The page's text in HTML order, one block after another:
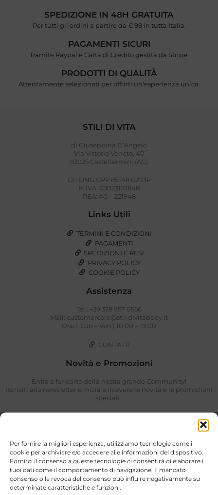
Per fornire la migliori esperienza, utilizziamo tecnologie come i
cookie per archiviare e/o accedere alle informazioni del dispositivo.
Fornirci il consenso a queste tecnologie ci consentirà di elaborare i
tuoi dati come il comportamento di navigazione. Il mancato
consenso o la revoca del consenso può influire negativamente su
determinate caratteristiche e funzioni.
SPEDIZIONE IN 48H GRATUITA
Per tutti gli ordini a partire da € 99 in tutta Italia.
PAGAMENTI SICURI
Tramite Paypal e Carta di Credito gestita da Stripe.
PRODOTTI DI QUALITÀ
Attentamente selezionati per offrirti un’esperienza unica.
STILI DI VITA
di Giuseppina D’Angelo
Via Vittorio Veneto, 40
92025 Casteltermini (AG)
CF: DNG GPP 85T48 G273P
P. IVA: 03023110848
REA: AG – 221948
Links Utili
TERMINI E CONDIZIONI
PAGAMENTI
SPEDIZIONI E RESI
PRIVACY POLICY
COOKIE POLICY
Assistenza
Tel.: +39 328 957 0556
Mail: customercare@stilidivitababy.it
Orari: Lun – Ven | 10.00 – 19.00
CONTATTI
Novità e Promozioni
Entra a far parte della nostra grande Community!
Iscriviti alla newsletter e inizia a ricevere le novità e le promozioni
speciali.